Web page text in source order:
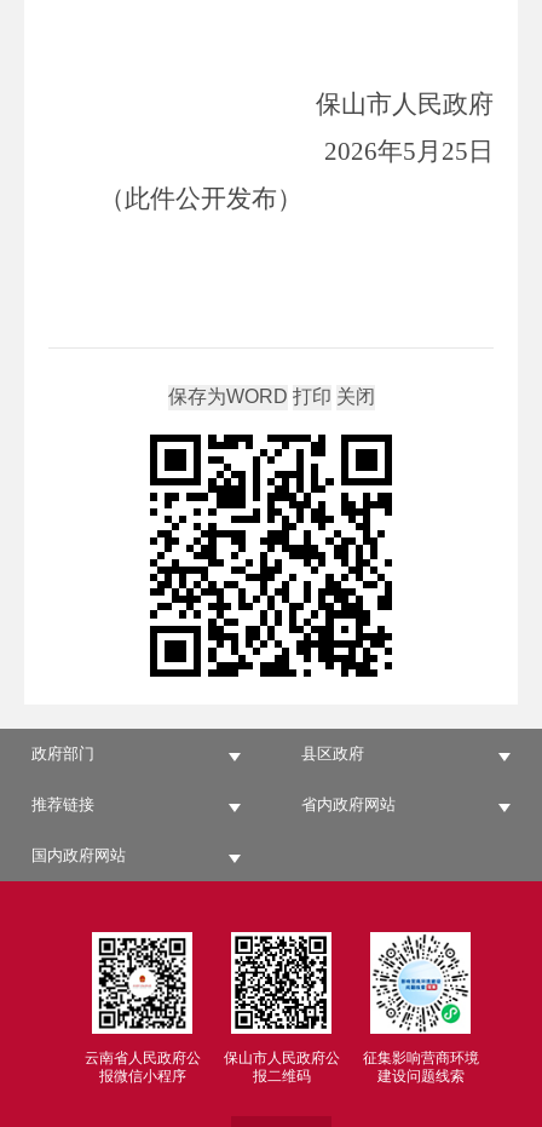
保山市人民政府
2026年5月 25 日
（此件公开发布）
政府部门 县区政府
推荐链接 省内政府网站
国内政府网站
云南省人民政府公
报微信小程序
保山市人民政府公
报二维码
征集影响营商环境
建设问题线索